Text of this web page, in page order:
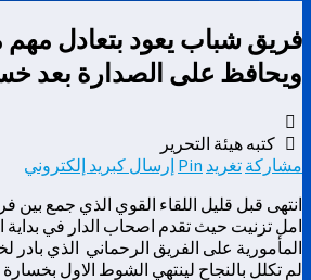
فريق شباب يعود بتعادل
ويحافظ على الصدارة بعد
كتبه هيئة التحرير
مشاركة تغريد Pin إرسال كبريد إلكتروني
انتهى قبل قليل اللقاء القوي الذي جمع بين
امل تزنيت حيث تقدم اصحاب الدار في
المأمورية على الفريق الرحماني الذي
لم تكلل بالنجاح لينتهي الشوط الاول